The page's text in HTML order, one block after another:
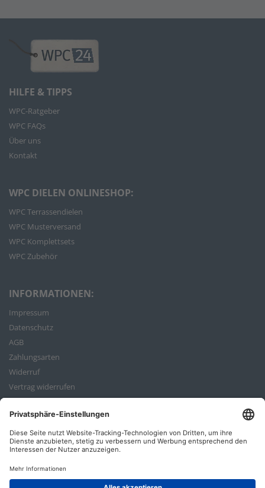
HILFE & TIPPS
WPC-Ratgeber
WPC FAQs
Über uns
Kontakt
WPC DIELEN ONLINESHOP:
WPC Terrassendielen
WPC Musterversand
WPC Komplettsets
WPC Zubehör
INFORMATIONEN:
Impressum
Datenschutz
AGB
Zahlungsarten
Widerruf
Vertrag widerrufen
Bestellvorgang
ZAHLUNGSARTEN: